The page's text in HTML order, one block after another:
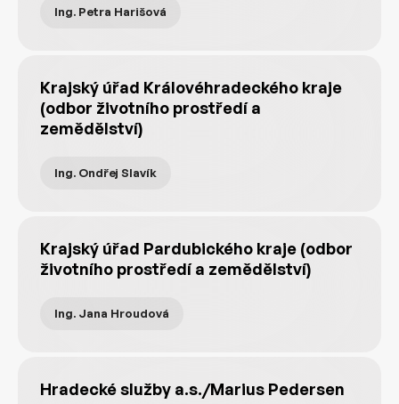
Ing. Petra Harišová
Krajský úřad Královéhradeckého kraje
(odbor životního prostředí a
zemědělství)
Ing. Ondřej Slavík
Krajský úřad Pardubického kraje (odbor
životního prostředí a zemědělství)
Ing. Jana Hroudová
Hradecké služby a.s./Marius Pedersen